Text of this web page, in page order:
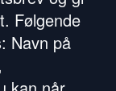
Følgende
Navn på